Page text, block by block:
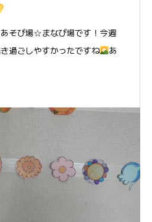
そび場☆まなび場です！今週
過ごしやすかったですね
あ